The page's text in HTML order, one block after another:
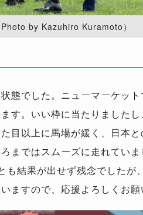
by Kazuhiro Kuramoto）
態でした。ニューマーケッ
す。いい枠に当たりました
目以上に馬場が緩く、日本
まではスムーズに走れてい
結果が出せず残念でしたが
ますので、応援よろしくお願